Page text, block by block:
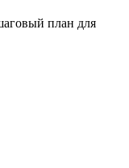
план для